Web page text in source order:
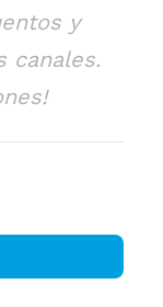
y
canales.